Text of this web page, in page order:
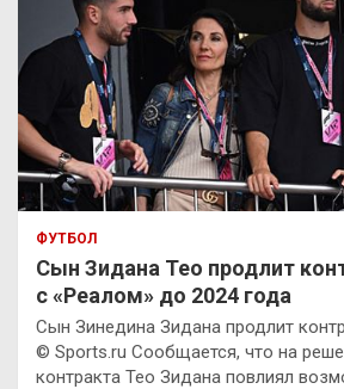
ФУТБОЛ
Сын Зидана Тео продлит
с «Реалом» до 2024 года
Сын Зинедина Зидана продлит
© Sports.ru Сообщается, что на
контракта Тео Зидана повлиял